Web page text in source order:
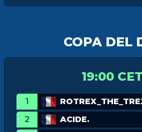
COPA DEL
19:00 CET
1
2
ACIDE.